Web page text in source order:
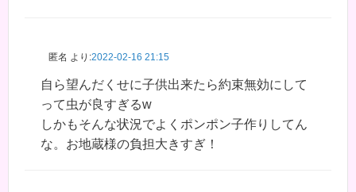
匿名 より:2022-02-16 21:15
自ら望んだくせに子供出来たら約束無効にして
って虫が良すぎるw
しかもそんな状況でよくポンポン子作りしてん
な。お地蔵様の負担大きすぎ！